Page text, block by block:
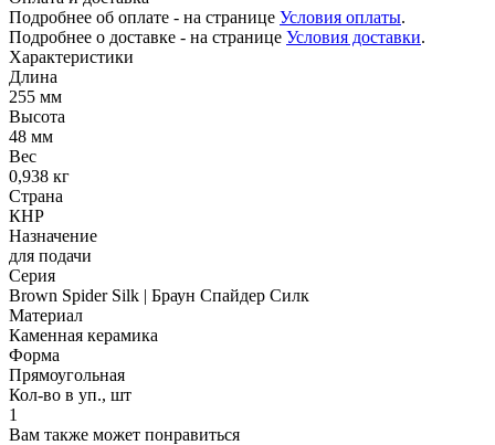
Подробнее об оплате - на странице Условия оплаты.
Подробнее о доставке - на странице Условия доставки.
Характеристики
Длина
255 мм
Высота
48 мм
Вес
0,938 кг
Страна
КНР
Назначение
для подачи
Серия
Brown Spider Silk | Браун Спайдер Силк
Материал
Каменная керамика
Форма
Прямоугольная
Кол-во в уп., шт
1
Вам также может понравиться